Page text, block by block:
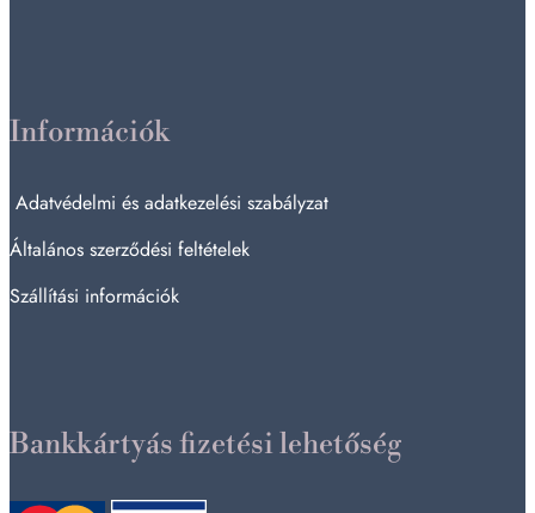
Információk
Adatvédelmi és adatkezelési szabályzat
Általános szerződési feltételek
Szállítási információk
Bankkártyás fizetési lehetőség